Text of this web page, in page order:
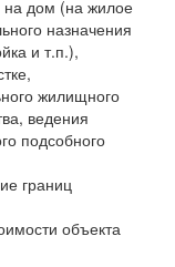
на дом (на жилое
назначения
и т.п.),
жилищного
ведения
подсобного
границ
объекта